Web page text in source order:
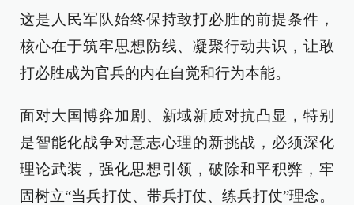
这是人民军队始终保持敢打必胜的前提条件，
核心在于筑牢思想防线、凝聚行动共识，让敢
打必胜成为官兵的内在自觉和行为本能。
面对大国博弈加剧、新域新质对抗凸显，特别
是智能化战争对意志心理的新挑战，必须深化
理论武装，强化思想引领，破除和平积弊，牢
固树立“当兵打仗、带兵打仗、练兵打仗”理念。